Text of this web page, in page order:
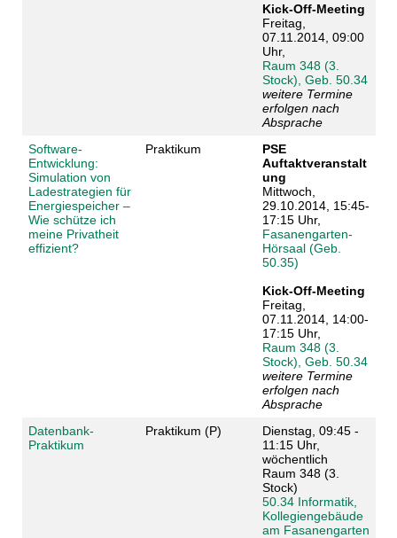
Kick-Off-Meeting
Freitag,
07.11.2014, 09:00
Uhr,
Raum 348 (3.
Stock), Geb. 50.34
weitere Termine
erfolgen nach
Absprache
Software-
Entwicklung:
Simulation von
Ladestrategien für
Energiespeicher –
Wie schütze ich
meine Privatheit
effizient?
Praktikum
PSE
Auftaktveranstalt
ung
Mittwoch,
29.10.2014, 15:45-
17:15 Uhr,
Fasanengarten-
Hörsaal (Geb.
50.35)
Kick-Off-Meeting
Freitag,
07.11.2014, 14:00-
17:15 Uhr,
Raum 348 (3.
Stock), Geb. 50.34
weitere Termine
erfolgen nach
Absprache
Datenbank-
Praktikum
Praktikum (P)
Dienstag, 09:45 -
11:15 Uhr,
wöchentlich
Raum 348 (3.
Stock)
50.34 Informatik,
Kollegiengebäude
am Fasanengarten